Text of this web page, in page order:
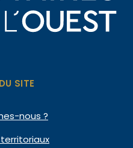
SITE
nous ?
territoriaux